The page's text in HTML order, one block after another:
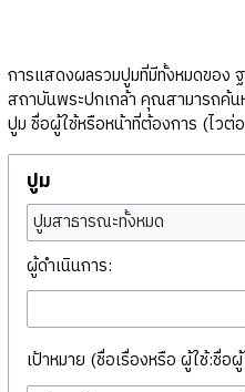
การแสดงผลรวมปูมที่มีทั้งหมดของ
สถาบันพระปกเกล้า คุณสามารถค้น
ปูม ชื่อผู้ใช้หรือหน้าที่ต้องการ (ไวต่
ปูม
ปูมสาธารณะทั้งหมด
ผู้ดำเนินการ:
เป้าหมาย (ชื่อเรื่องหรือ ผู้ใช้:ชื่อ